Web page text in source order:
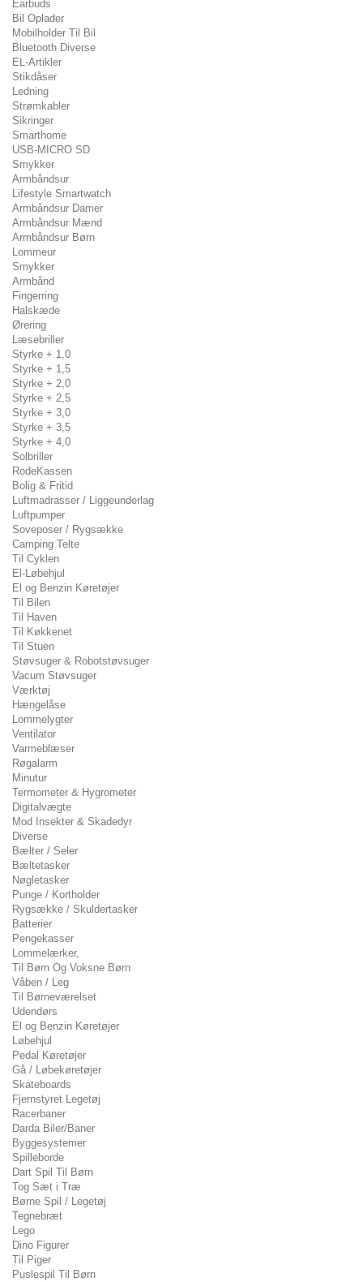
Earbuds
Bil Oplader
Mobilholder Til Bil
Bluetooth Diverse
EL-Artikler
Stikdåser
Ledning
Strømkabler
Sikringer
Smarthome
USB-MICRO SD
Smykker
Armbåndsur
Lifestyle Smartwatch
Armbåndsur Damer
Armbåndsur Mænd
Armbåndsur Børn
Lommeur
Smykker
Armbånd
Fingerring
Halskæde
Ørering
Læsebriller
Styrke + 1,0
Styrke + 1,5
Styrke + 2,0
Styrke + 2,5
Styrke + 3,0
Styrke + 3,5
Styrke + 4,0
Solbriller
RodeKassen
Bolig & Fritid
Luftmadrasser / Liggeunderlag
Luftpumper
Soveposer / Rygsække
Camping Telte
Til Cyklen
El-Løbehjul
El og Benzin Køretøjer
Til Bilen
Til Haven
Til Køkkenet
Til Stuen
Støvsuger & Robotstøvsuger
Vacum Støvsuger
Værktøj
Hængelåse
Lommelygter
Ventilator
Varmeblæser
Røgalarm
Minutur
Termometer & Hygrometer
Digitalvægte
Mod Insekter & Skadedyr
Diverse
Bælter / Seler
Bæltetasker
Nøgletasker
Punge / Kortholder
Rygsække / Skuldertasker
Batterier
Pengekasser
Lommelærker,
Til Børn Og Voksne Børn
Våben / Leg
Til Børneværelset
Udendørs
El og Benzin Køretøjer
Løbehjul
Pedal Køretøjer
Gå / Løbekøretøjer
Skateboards
Fjernstyret Legetøj
Racerbaner
Darda Biler/Baner
Byggesystemer
Spilleborde
Dart Spil Til Børn
Tog Sæt i Træ
Børne Spil / Legetøj
Tegnebræt
Lego
Dino Figurer
Til Piger
Puslespil Til Børn